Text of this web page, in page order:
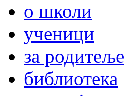
о школи
ученици
за родитеље
библиотека